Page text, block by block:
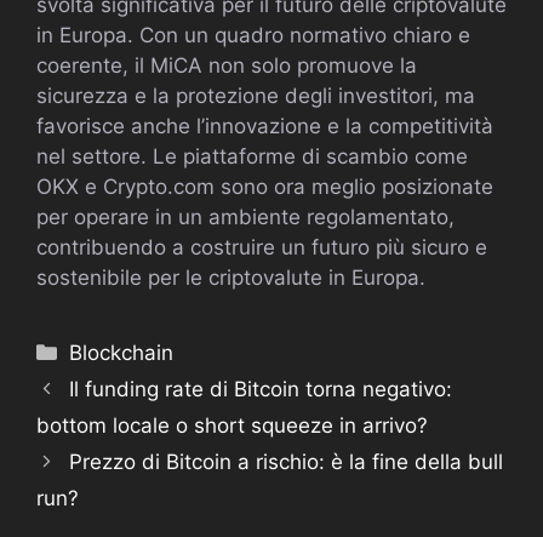
svolta significativa per il futuro delle criptovalute
in Europa. Con un quadro normativo chiaro e
coerente, il MiCA non solo promuove la
sicurezza e la protezione degli investitori, ma
favorisce anche l’innovazione e la competitività
nel settore. Le piattaforme di scambio come
OKX e Crypto.com sono ora meglio posizionate
per operare in un ambiente regolamentato,
contribuendo a costruire un futuro più sicuro e
sostenibile per le criptovalute in Europa.
Categorie
Blockchain
Il funding rate di Bitcoin torna negativo:
bottom locale o short squeeze in arrivo?
Prezzo di Bitcoin a rischio: è la fine della bull
run?